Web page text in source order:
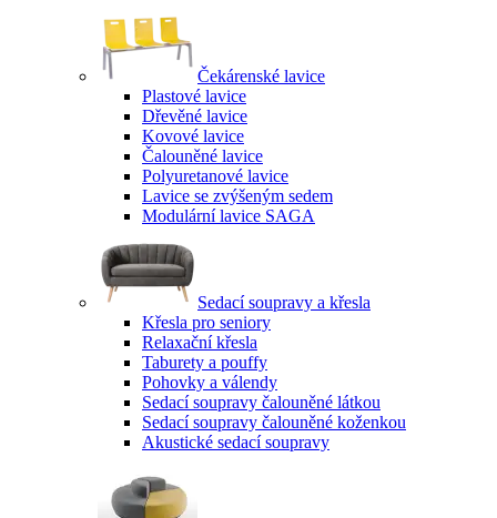
Čekárenské lavice
Plastové lavice
Dřevěné lavice
Kovové lavice
Čalouněné lavice
Polyuretanové lavice
Lavice se zvýšeným sedem
Modulární lavice SAGA
Sedací soupravy a křesla
Křesla pro seniory
Relaxační křesla
Taburety a pouffy
Pohovky a válendy
Sedací soupravy čalouněné látkou
Sedací soupravy čalouněné koženkou
Akustické sedací soupravy